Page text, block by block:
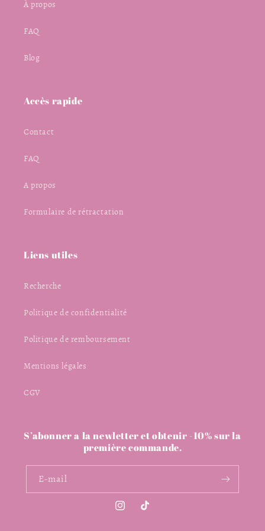
À propos
FAQ
Blog
Accès rapide
Contact
FAQ
A propos
Formulaire de rétractation
Liens utiles
Recherche
Politique de confidentialité
Politique de remboursement
Mentions légales
CGV
S’abonner a la newletter et obtenir -10% sur la
première commande.
E-mail
InstagramTikTok